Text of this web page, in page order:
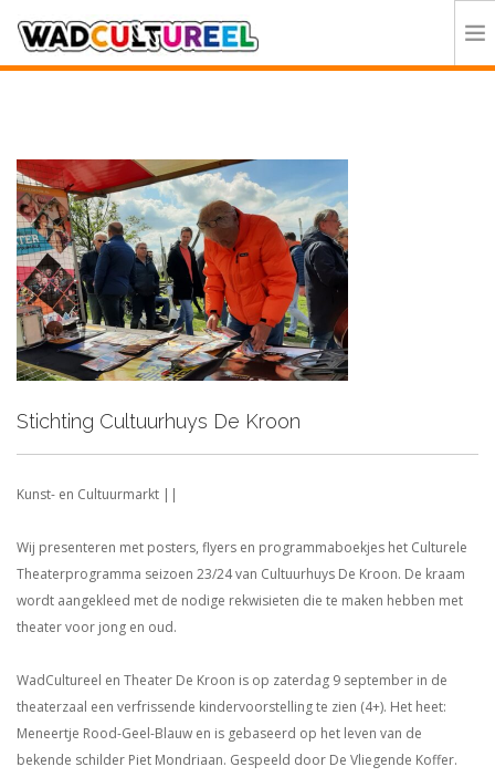
DEELNEMERS
DOE MEE
CONTACT
ORGANISATIE
Stichting Cultuurhuys De Kroon
Kunst- en Cultuurmarkt ||
Wij presenteren met posters, flyers en programmaboekjes het Culturele
Theaterprogramma seizoen 23/24 van Cultuurhuys De Kroon. De kraam
wordt aangekleed met de nodige rekwisieten die te maken hebben met
theater voor jong en oud.
WadCultureel en Theater De Kroon is op zaterdag 9 september in de
theaterzaal een verfrissende kindervoorstelling te zien (4+). Het heet:
Meneertje Rood-Geel-Blauw en is gebaseerd op het leven van de
bekende schilder Piet Mondriaan. Gespeeld door De Vliegende Koffer.